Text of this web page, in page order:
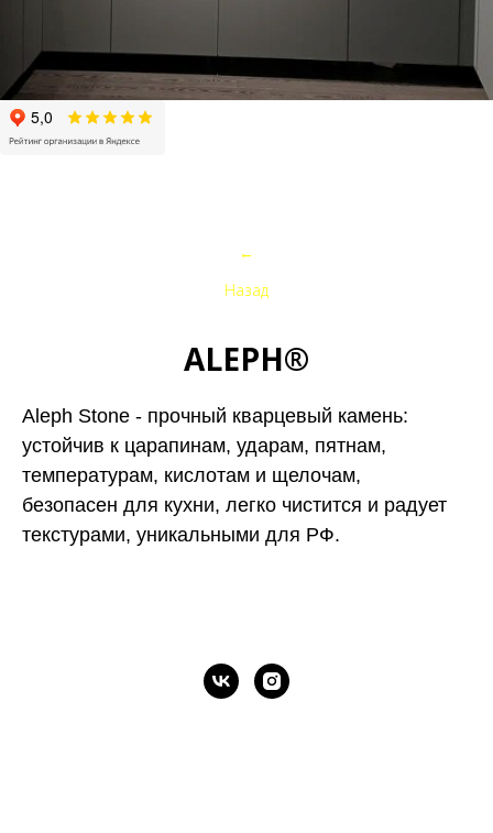
←
Назад
ALEPH®
Aleph Stone - прочный кварцевый камень:
устойчив к царапинам, ударам, пятнам,
температурам, кислотам и щелочам,
безопасен для кухни, легко чистится и радует
текстурами, уникальными для РФ.